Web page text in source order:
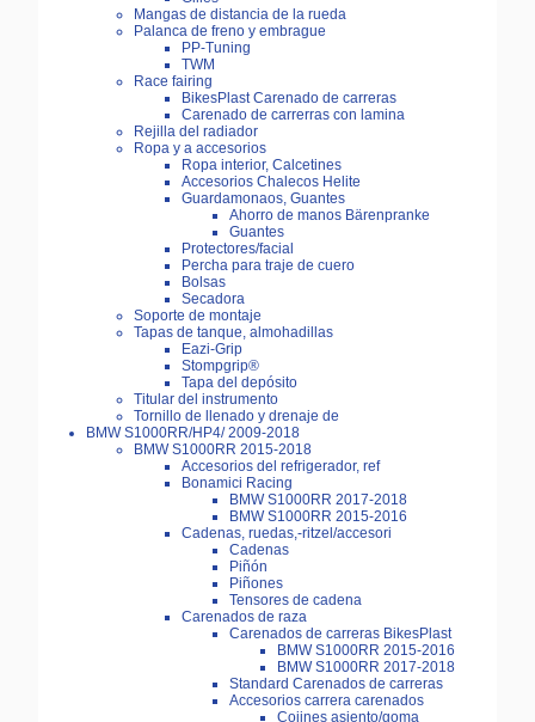
Mangas de distancia de la rueda
Palanca de freno y embrague
PP-Tuning
TWM
Race fairing
BikesPlast Carenado de carreras
Carenado de carrerras con lamina
Rejilla del radiador
Ropa y a accesorios
Ropa interior, Calcetines
Accesorios Chalecos Helite
Guardamonaos, Guantes
Ahorro de manos Bärenpranke
Guantes
Protectores/facial
Percha para traje de cuero
Bolsas
Secadora
Soporte de montaje
Tapas de tanque, almohadillas
Eazi-Grip
Stompgrip®
Tapa del depósito
Titular del instrumento
Tornillo de llenado y drenaje de
BMW S1000RR/HP4/ 2009-2018
BMW S1000RR 2015-2018
Accesorios del refrigerador, ref
Bonamici Racing
BMW S1000RR 2017-2018
BMW S1000RR 2015-2016
Cadenas, ruedas,-ritzel/accesori
Cadenas
Piñón
Piñones
Tensores de cadena
Carenados de raza
Carenados de carreras BikesPlast
BMW S1000RR 2015-2016
BMW S1000RR 2017-2018
Standard Carenados de carreras
Accesorios carrera carenados
Cojines asiento/goma